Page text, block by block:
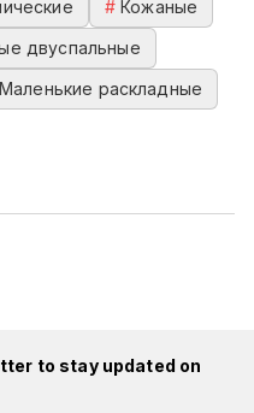
#Кожаные
двуспальные
Маленькие раскладные
to stay updated on